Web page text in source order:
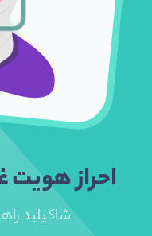
احراز
شاکیلید